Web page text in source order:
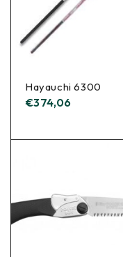
Hayauchi 6300
€374,06